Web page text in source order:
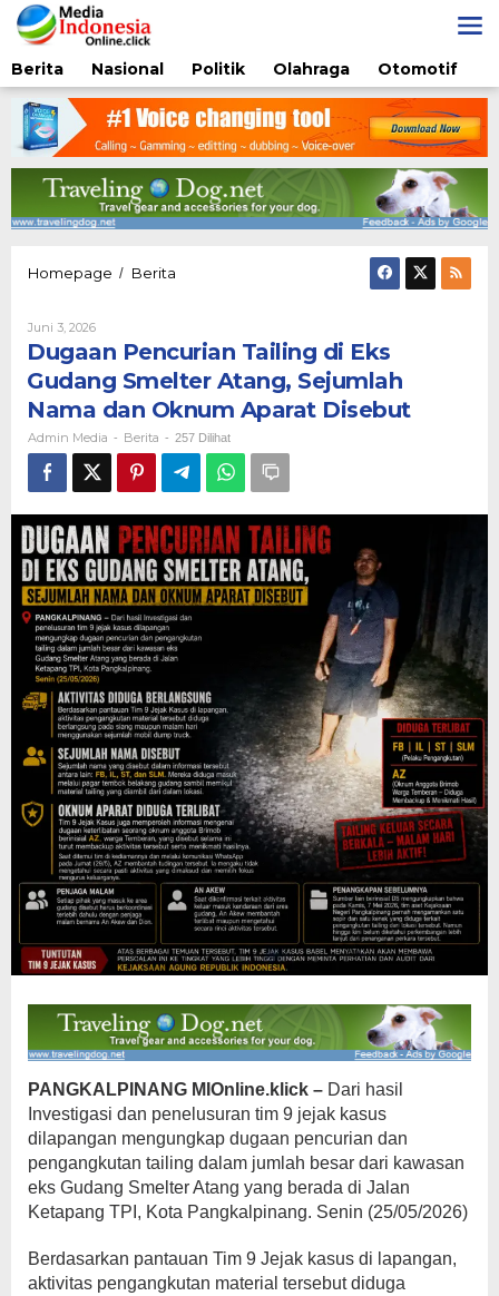
Lewati
ke
konten
Berita
Nasional Politik Olahraga Otomotif
Homepage / Berita
Eks
Gudang
Smelter
Atang,
Sejumlah
Nama
dan
Oknum
Aparat
Disebut
Juni 3, 2026Oleh
Media
Dugaan Pencurian Tailing di Eks
Gudang Smelter Atang, Sejumlah
Nama dan Oknum Aparat Disebut
Admin Media - Berita - 257 Dilihat
PANGKALPINANG MIOnline.klick – Dari hasil
Investigasi dan penelusuran tim 9 jejak kasus
dilapangan mengungkap dugaan pencurian dan
pengangkutan tailing dalam jumlah besar dari kawasan
eks Gudang Smelter Atang yang berada di Jalan
Ketapang TPI, Kota Pangkalpinang. Senin (25/05/2026)
Berdasarkan pantauan Tim 9 Jejak kasus di lapangan,
aktivitas pengangkutan material tersebut diduga